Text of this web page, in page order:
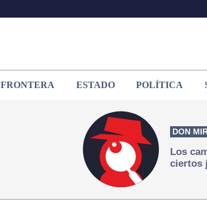
FRONTERA ESTADO POLÍTICA
DON
Los
ciertos